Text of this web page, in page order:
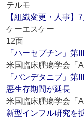
テルモ
【組織変更・人事】
ケーエスケー
12面
「ハーセプチン」第
米国臨床腫瘍学会「
「バンデタニブ」第
悪生存期間が延長
米国臨床腫瘍学会「
新型インフル研究を